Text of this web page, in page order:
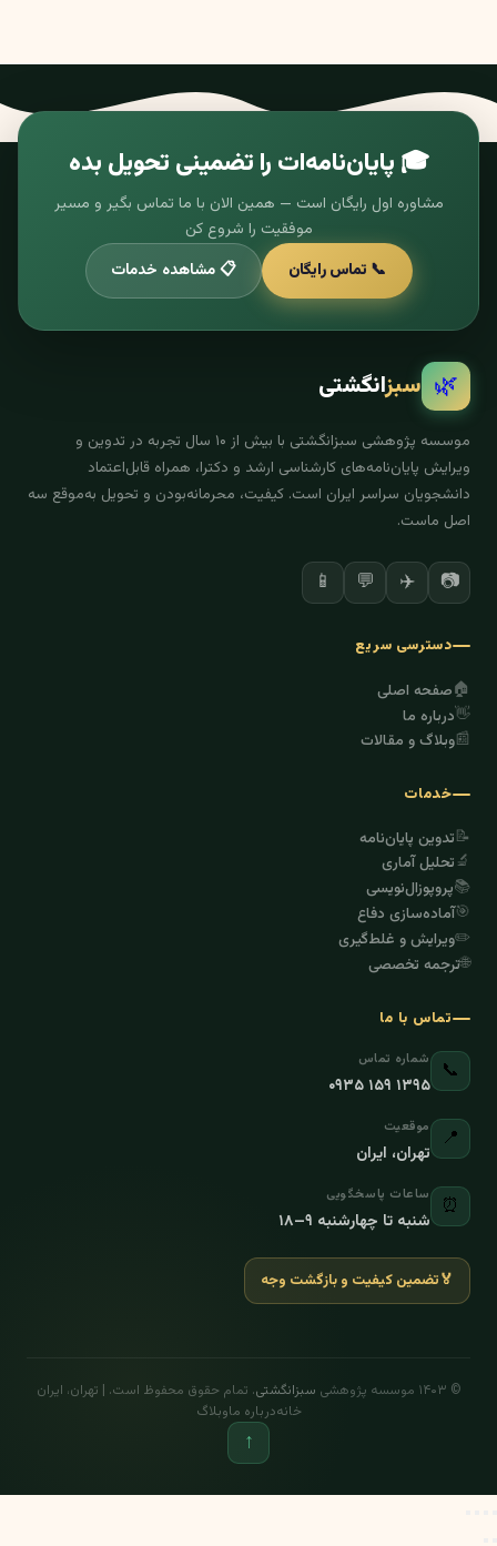
🎓 پایان‌نامه‌ات را تضمینی تحویل بده
مشاوره اول رایگان است — همین الان با ما تماس بگیر و مسیر
موفقیت را شروع کن
📞 تماس رایگان
📋 مشاهده خدمات
🌿 سبزانگشتی
موسسه پژوهشی سبزانگشتی با بیش از ۱۰ سال تجربه در تدوین و
ویرایش پایان‌نامه‌های کارشناسی ارشد و دکترا، همراه قابل‌اعتماد
دانشجویان سراسر ایران است. کیفیت، محرمانه‌بودن و تحویل به‌موقع سه
اصل ماست.
📷
✈️
💬
📱
دسترسی سریع
🏠صفحه اصلی
👋درباره ما
📰وبلاگ و مقالات
خدمات
📝تدوین پایان‌نامه
🔬تحلیل آماری
📚پروپوزال‌نویسی
🎯آماده‌سازی دفاع
✏️ویرایش و غلط‌گیری
🌐ترجمه تخصصی
تماس با ما
📞 شماره تماس
۰۹۳۵ ۱۵۹ ۱۳۹۵
📍 موقعیت
تهران، ایران
⏰ ساعات پاسخگویی
شنبه تا چهارشنبه ۹–۱۸
🏅تضمین کیفیت و بازگشت وجه
© ۱۴۰۳ موسسه پژوهشی سبزانگشتی. تمام حقوق محفوظ است. | تهران، ایران
خانهدرباره ماوبلاگ
↑